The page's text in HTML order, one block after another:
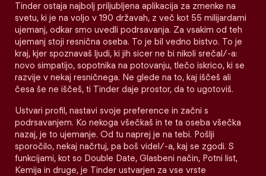
Tinder ostaja najbolj priljubljena aplikacija za zmenke na
svetu, ki je na voljo v 190 državah, z več kot 55 milijardami
ujemanj, odkar smo uvedli podrsavanja. Za vsakim od teh
ujemanj stoji resnična oseba. To je bil vedno bistvo. To je
kraj, kjer spoznavaš ljudi, ki jih sicer ne bi nikoli srečal/-a:
novo simpatijo, sopotnika na potovanju, tlečo iskrico, ki se
razvije v nekaj resničnega. Ne glede na to, kaj iščeš ali
česa še ne iščeš, ti Tinder daje prostor, da to ugotoviš.
Ustvari profil, nastavi svoje preference in začni s
podrsavanjem. Ko nekoga všečkaš in te ta oseba všečka
nazaj, je to ujemanje. Od tu naprej je na tebi. Pošlji
sporočilo, nekaj načrtuj, pa boš videl/-a, kaj se zgodi. S
funkcijami, kot so Double Date, Glasbeni način, Potni list,
Kemija in druge, je Tinder ustvarjen za vse vrste